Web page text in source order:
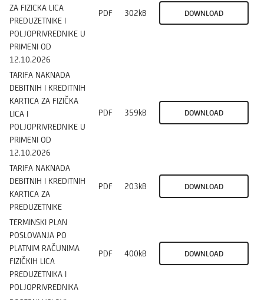
ZA FIZICKA LICA
PREDUZETNIKE I
POLJOPRIVREDNIKE U
PRIMENI OD
12.10.2026
PDF 302kB DOWNLOAD
TARIFA NAKNADA
DEBITNIH I KREDITNIH
KARTICA ZA FIZIČKA
LICA I
POLJOPRIVREDNIKE U
PRIMENI OD
12.10.2026
PDF 359kB DOWNLOAD
TARIFA NAKNADA
DEBITNIH I KREDITNIH
KARTICA ZA
PREDUZETNIKE
PDF 203kB DOWNLOAD
TERMINSKI PLAN
POSLOVANJA PO
PLATNIM RAČUNIMA
FIZIČKIH LICA
PREDUZETNIKA I
POLJOPRIVREDNIKA
PDF 400kB DOWNLOAD